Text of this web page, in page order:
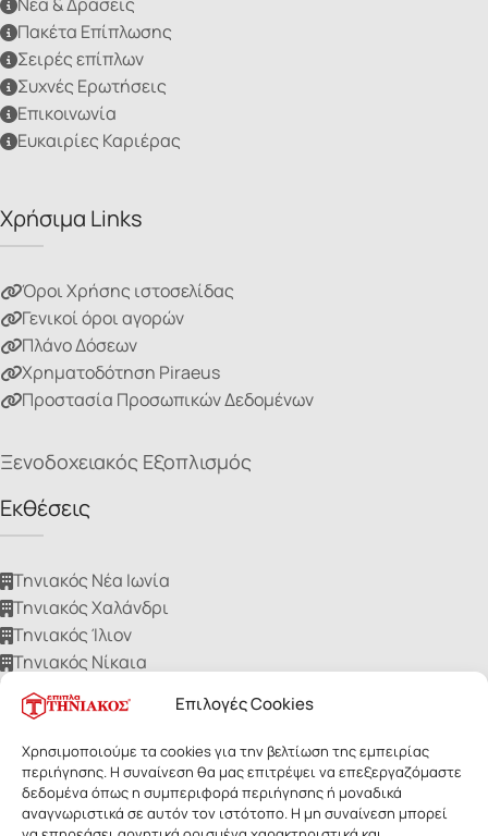
Επιλογές Cookies
Χρησιμοποιούμε τα cookies για την βελτίωση της εμπειρίας
περιήγησης. Η συναίνεση θα μας επιτρέψει να επεξεργαζόμαστε
δεδομένα όπως η συμπεριφορά περιήγησης ή μοναδικά
αναγνωριστικά σε αυτόν τον ιστότοπο. Η μη συναίνεση μπορεί
Πακέτα Επίπλωσης
Σειρές επίπλων
Συχνές Ερωτήσεις
Επικοινωνία
Ευκαιρίες Καριέρας
Χρήσιμα Links
Όροι Χρήσης ιστοσελίδας
Γενικοί όροι αγορών
Πλάνο Δόσεων
Χρηματοδότηση Piraeus
Προστασία Προσωπικών Δεδομένων
Ξενοδοχειακός Εξοπλισμός
Εκθέσεις
Τηνιακός Νέα Ιωνία
Τηνιακός Χαλάνδρι
Τηνιακός Ίλιον
Τηνιακός Νίκαια
Τηνιακός Ηλιούπολη
ΕΠΙΠΛΑ ΤΗΝΙΑΚΟΣ - Με επιφύλαξη παντός δικαιώματος. Οι